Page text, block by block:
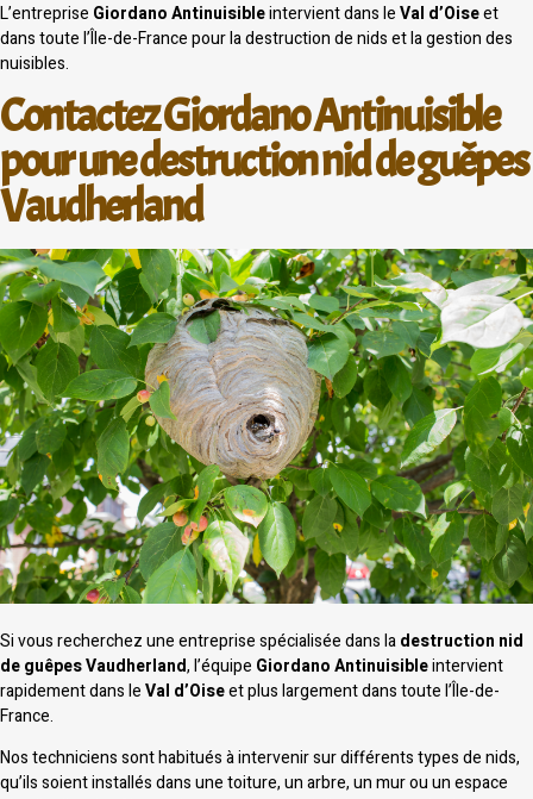
L’entreprise Giordano Antinuisibleintervient dans leVal d’Oiseet
dans toute l’Île-de-France pour la destruction de nids et la gestion des
nuisibles.
Contactez Giordano Antinuisible
pour une destruction nid de guêpes
Vaudherland
Si vous recherchez une entreprise spécialisée dans ladestruction nid
de guêpes Vaudherland, l’équipe Giordano Antinuisibleintervient
rapidement dans leVal d’Oiseet plus largement dans toute l’Île-de-
France.
Nos techniciens sont habitués à intervenir sur différents types de nids,
qu’ils soient installés dans une toiture, un arbre, un mur ou un espace